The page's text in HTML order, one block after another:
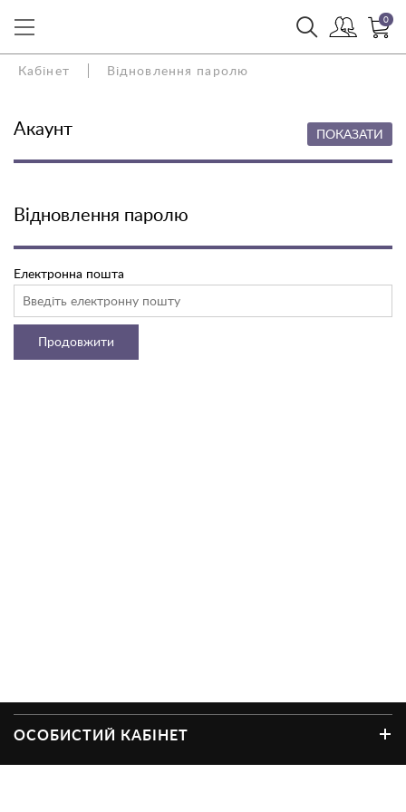
0
Кабінет Відновлення паролю
Акаунт ПОКАЗАТИ
Відновлення паролю
Електронна пошта
Продовжити
ОСОБИСТИЙ КАБІНЕТ